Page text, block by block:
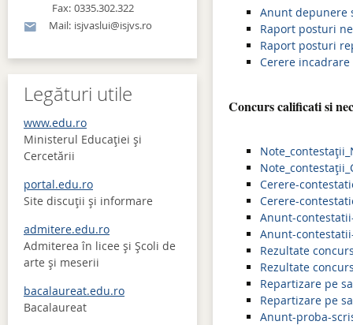
Fax: 0335.302.322
Mail: isjvaslui@isjvs.ro
Legături utile
www.edu.ro
Ministerul Educației și
Cercetării
portal.edu.ro
Site discuţii şi informare
admitere.edu.ro
Admiterea în licee şi Şcoli de
arte şi meserii
bacalaureat.edu.ro
Bacalaureat
Anunt depunere
Raport posturi
Raport posturi
Cerere
Concurs calificati si
Cerere-
Cerere-
Anunt-
Anunt-
Rezultate
Rezultate
Repartizare pe
Repartizare pe
Anunt-proba-